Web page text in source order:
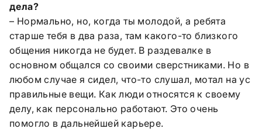
дела?
– Нормально, но, когда ты молодой, а ребята
старше тебя в два раза, там какого-то близкого
общения никогда не будет. В раздевалке в
основном общался со своими сверстниками. Но в
любом случае я сидел, что-то слушал, мотал на ус
правильные вещи. Как люди относятся к своему
делу, как персонально работают. Это очень
помогло в дальнейшей карьере.